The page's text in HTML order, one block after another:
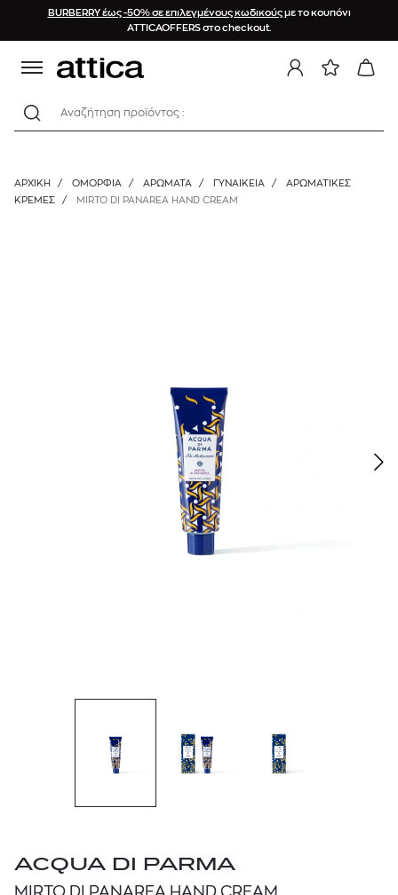
BURBERRY έως -50% σε επιλεγμένους κωδικούςμε το κουπόνι
ATTICAOFFERS στο checkout.
Αναζήτηση προϊόντος :
ΑΡΧΙΚΉ / ΟΜΟΡΦΙΑ / ΑΡΩΜΑΤΑ / ΓΥΝΑΙΚΕΊΑ /
ΑΡΩΜΑΤΙΚΈΣ
ΚΡΈΜΕΣ
/ MIRTO DI PANAREA HAND CREAM
ACQUA DI PARMA
MIRTO DI PANAREA HAND CREAM